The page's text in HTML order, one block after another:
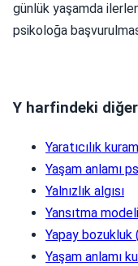
günlük yaşamda
psikoloğa
Y harfindeki
Yaratıcılık
Yaşam anlamı
Yalnızlık algısı
Yansıtma modeli
Yapay bozukluk
Yaşam anlamı